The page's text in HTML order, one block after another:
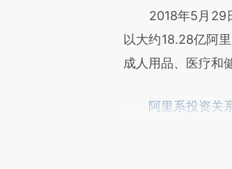
2018年5月29日
以大约18.28亿阿
成人用品、医疗和
阿里系投资关